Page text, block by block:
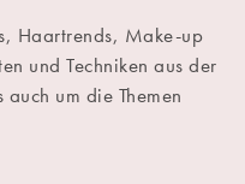
Haartrends, Make-up
und Techniken aus der
um die Themen